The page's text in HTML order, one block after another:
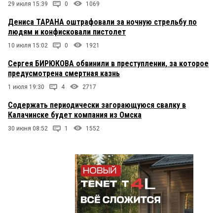
29 июля 15:39 0 1069
Дениса ТАРАНА оштрафовали за ночную стрельбу по
людям и конфисковали пистолет
10 июля 15:02 0 1921
Сергея БИРЮКОВА обвинили в преступлении, за которое
предусмотрена смертная казнь
1 июля 19:30 4 2717
Содержать периодически загорающуюся свалку в
Калачинске будет компания из Омска
30 июня 08:52 1 1552